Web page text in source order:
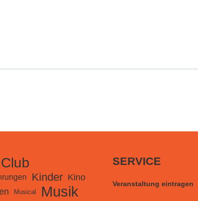
Kinder Kino
Musical Musik
SERVICE
Veranstaltung eintragen